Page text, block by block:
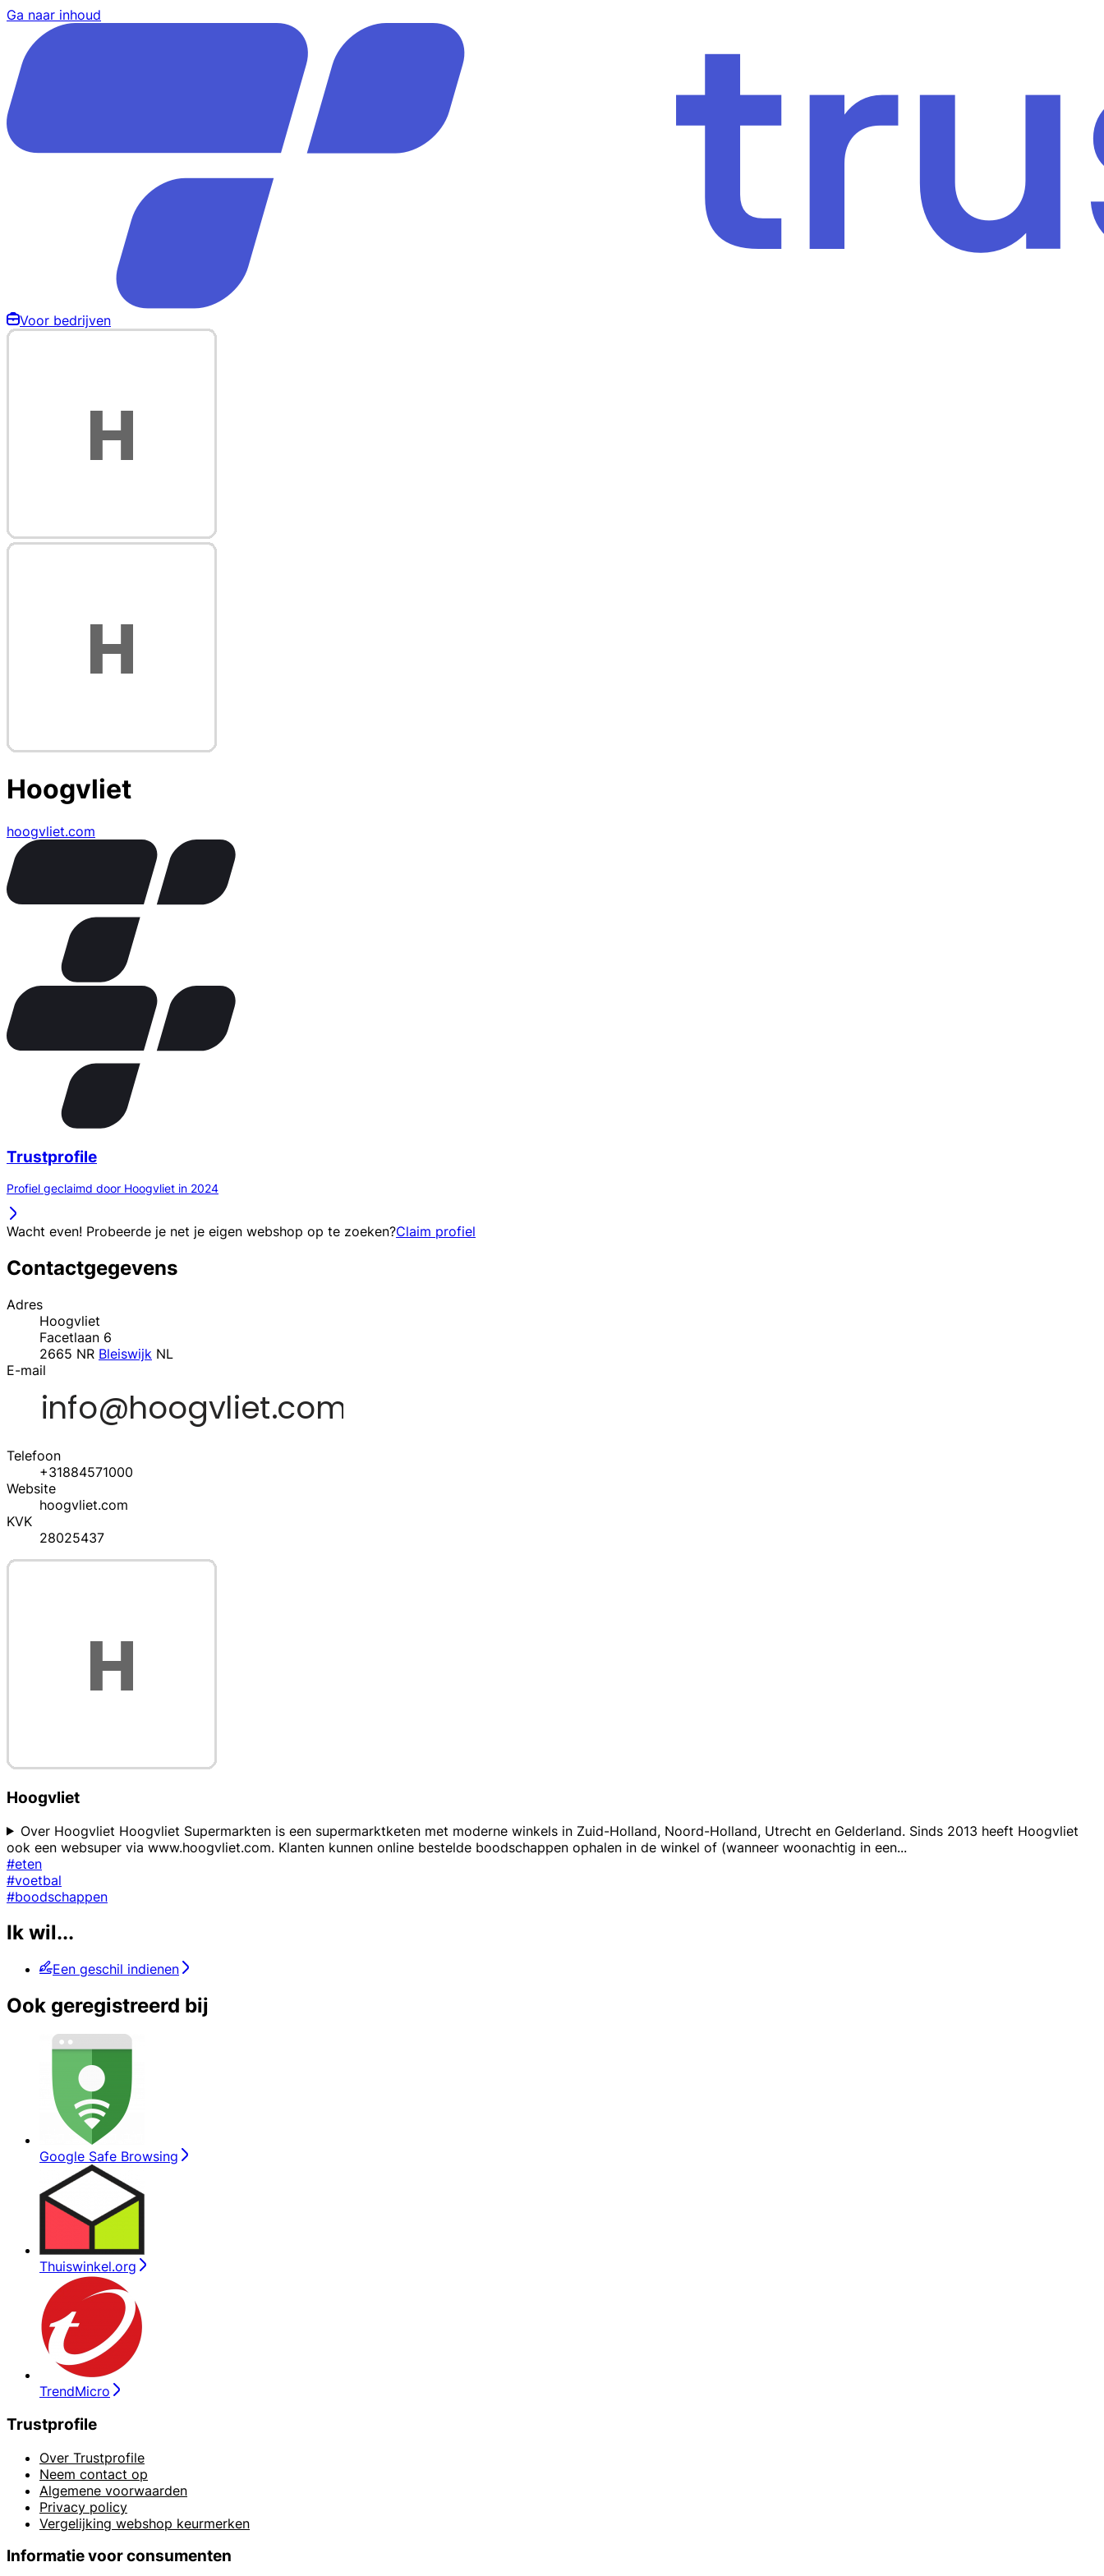
Ga naar inhoud
Voor bedrijven
Hoogvliet
hoogvliet.com
Trustprofile
Profiel geclaimd door Hoogvliet in 2024
Wacht even! Probeerde je net je eigen webshop op te zoeken?Claim profiel
Contactgegevens
Adres
Hoogvliet
Facetlaan 6
2665 NR Bleiswijk NL
E-mail
Telefoon
+31884571000
Website
hoogvliet.com
KVK
28025437
Hoogvliet
Over Hoogvliet Hoogvliet Supermarkten is een supermarktketen met moderne winkels in Zuid-Holland, Noord-Holland, Utrecht en Gelderland. Sinds 2013 heeft Hoogvliet
ook een websuper via www.hoogvliet.com. Klanten kunnen online bestelde boodschappen ophalen in de winkel of (wanneer woonachtig in een...
#eten
#voetbal
#boodschappen
Ik wil...
Een geschil indienen
Ook geregistreerd bij
Google Safe Browsing
Thuiswinkel.org
TrendMicro
Trustprofile
Over Trustprofile
Neem contact op
Algemene voorwaarden
Privacy policy
Vergelijking webshop keurmerken
Informatie voor consumenten